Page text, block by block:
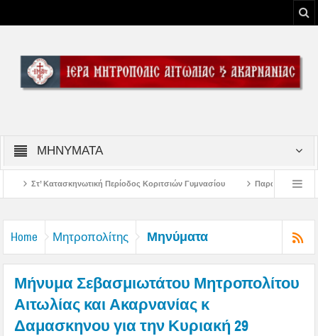
ΜΗΝΥΜΑΤΑ
Περίοδος Κοριτσιών Γυμνασίου Παρακλήσεις πρώτης εβδομάδος
Home Μητροπολίτης Μηνύματα
Μήνυμα Σεβασμιωτάτου Μητροπολίτου
Αιτωλίας και Ακαρνανίας κ
Δαμασκηνου για την Κυριακή 29